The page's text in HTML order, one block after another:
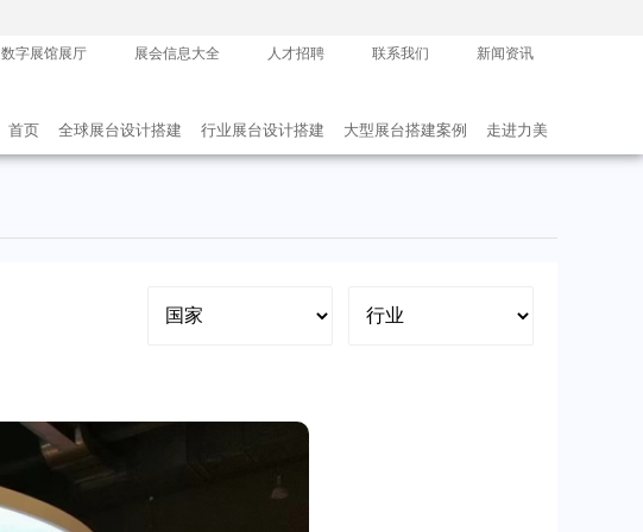
数字展馆展厅 展会信息大全 人才招聘 联系我们 新闻资讯
首页 全球展台设计搭建 行业展台设计搭建 大型展台搭建案例 走进力美